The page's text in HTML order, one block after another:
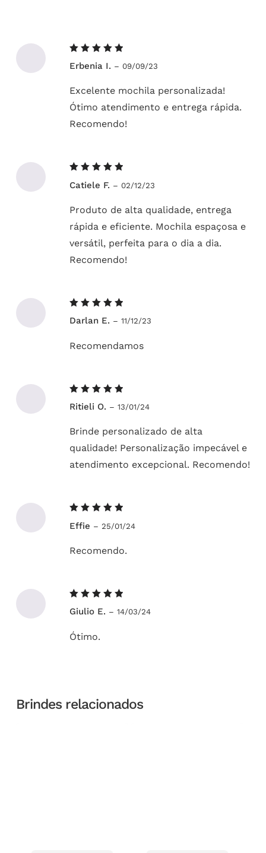
5de 5
Erbenia I. – 09/09/23
Excelente mochila personalizada!
Ótimo atendimento e entrega rápida.
Recomendo!
5de 5
Catiele F. – 02/12/23
Produto de alta qualidade, entrega
rápida e eficiente. Mochila espaçosa e
versátil, perfeita para o dia a dia.
Recomendo!
5de 5
Darlan E. – 11/12/23
Recomendamos
5de 5
Ritieli O. – 13/01/24
Brinde personalizado de alta
qualidade! Personalização impecável e
atendimento excepcional. Recomendo!
5de 5
Effie – 25/01/24
Recomendo.
5de 5
Giulio E. – 14/03/24
Ótimo.
Brindes relacionados